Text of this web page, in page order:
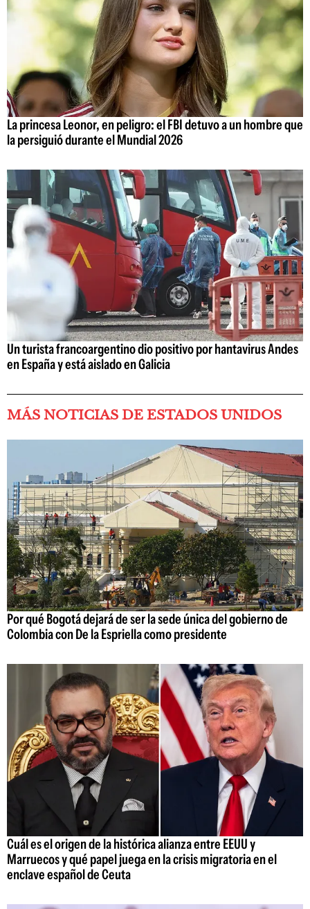
La princesa Leonor, en peligro: el FBI detuvo a un hombre que
la persiguió durante el Mundial 2026
Un turista francoargentino dio positivo por hantavirus Andes
en España y está aislado en Galicia
MÁS NOTICIAS DE ESTADOS UNIDOS
Por qué Bogotá dejará de ser la sede única del gobierno de
Colombia con De la Espriella como presidente
Cuál es el origen de la histórica alianza entre EEUU y
Marruecos y qué papel juega en la crisis migratoria en el
enclave español de Ceuta